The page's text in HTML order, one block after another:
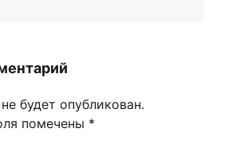
будет опубликован.
помечены *